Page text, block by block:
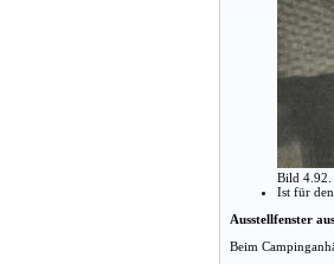
Bild 4.92.
Ist für
Ausstellfenster
Beim